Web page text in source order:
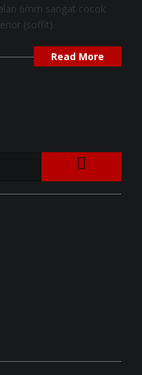
6mm sangat cocok
(soffit).
Read More